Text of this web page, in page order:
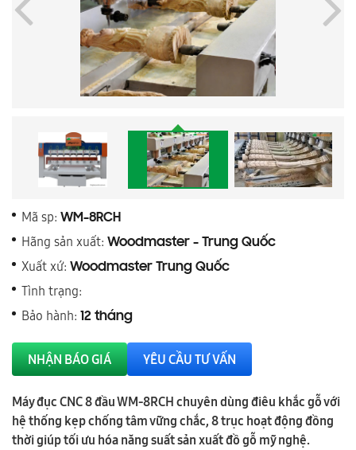
Mã sp: WM-8RCH
Hãng sản xuất: Woodmaster - Trung Quốc
Xuất xứ: Woodmaster Trung Quốc
Tình trạng:
Bảo hành: 12 tháng
NHẬN BÁO GIÁ YÊU CẦU TƯ VẤN
Máy đục CNC 8 đầu WM-8RCH chuyên dùng điêu khắc gỗ với
hệ thống kẹp chống tâm vững chắc, 8 trục hoạt động đồng
thời giúp tối ưu hóa năng suất sản xuất đồ gỗ mỹ nghệ.